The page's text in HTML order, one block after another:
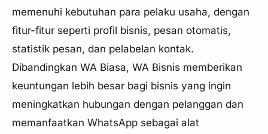
memenuhi kebutuhan para pelaku usaha, dengan
fitur-fitur seperti profil bisnis, pesan otomatis,
statistik pesan, dan pelabelan kontak.
Dibandingkan WA Biasa, WA Bisnis memberikan
keuntungan lebih besar bagi bisnis yang ingin
meningkatkan hubungan dengan pelanggan dan
memanfaatkan WhatsApp sebagai alat